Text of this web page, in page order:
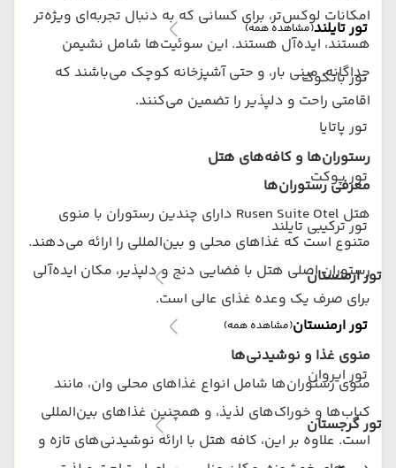
تور تایلند(مشاهده همه)
تور بانکوک
تور پاتایا
تور پوکت
تور ترکیبی تایلند
تور ارمنستان
تور ارمنستان(مشاهده همه)
تور ایروان
تور گرجستان
امکانات لوکس‌تر، برای کسانی که به دنبال تجربه‌ای ویژه‌تر
هستند، ایده‌آل هستند. این سوئیت‌ها شامل نشیمن
جداگانه، مینی بار، و حتی آشپزخانه کوچک می‌باشند که
اقامتی راحت و دلپذیر را تضمین می‌کنند.
رستوران‌ها و کافه‌های هتل
معرفی رستوران‌ها
هتل Rusen Suite Otel دارای چندین رستوران با منوی
متنوع است که غذاهای محلی و بین‌المللی را ارائه می‌دهند.
رستوران اصلی هتل با فضایی دنج و دلپذیر، مکان ایده‌آلی
برای صرف یک وعده غذای عالی است.
منوی غذا و نوشیدنی‌ها
منوی رستوران‌ها شامل انواع غذاهای محلی وان، مانند
کباب‌ها و خوراک‌های لذیذ، و همچنین غذاهای بین‌المللی
است. علاوه بر این، کافه هتل با ارائه نوشیدنی‌های تازه و